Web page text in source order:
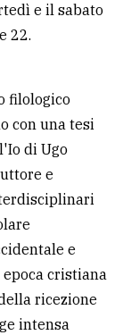
e il sabato
22.
filologico
con una tesi
di Ugo
e
e
cristiana
ricezione
intensa